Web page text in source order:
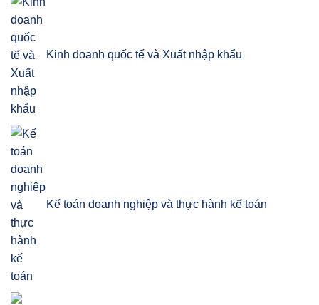
Kinh doanh quốc tế và Xuất nhập khẩu
Kế toán doanh nghiệp và thực hành kế toán